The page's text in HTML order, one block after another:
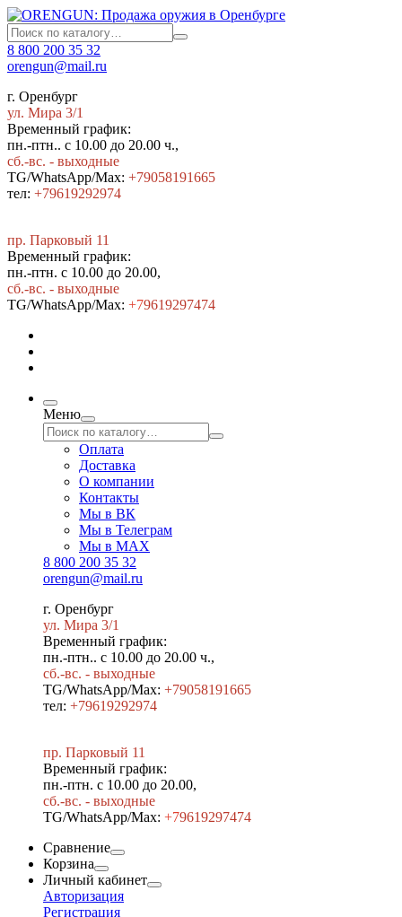
8 800 200 35 32
orengun@mail.ru
г. Оренбург
ул. Мира 3/1
Временный график:
пн.-птн.. с 10.00 до 20.00 ч.,
сб.-вс. - выходные
TG/WhatsApp/Max: +79058191665
тел: +79619292974
пр. Парковый 11
Временный график:
пн.-птн. с 10.00 до 20.00,
сб.-вс. - выходные
TG/WhatsApp/Max: +79619297474
Меню
Оплата
Доставка
О компании
Контакты
Мы в ВК
Мы в Телеграм
Мы в МAX
8 800 200 35 32
orengun@mail.ru
г. Оренбург
ул. Мира 3/1
Временный график:
пн.-птн.. с 10.00 до 20.00 ч.,
сб.-вс. - выходные
TG/WhatsApp/Max: +79058191665
тел: +79619292974
пр. Парковый 11
Временный график:
пн.-птн. с 10.00 до 20.00,
сб.-вс. - выходные
TG/WhatsApp/Max: +79619297474
Сравнение
Корзина
Личный кабинет
Авторизация
Регистрация